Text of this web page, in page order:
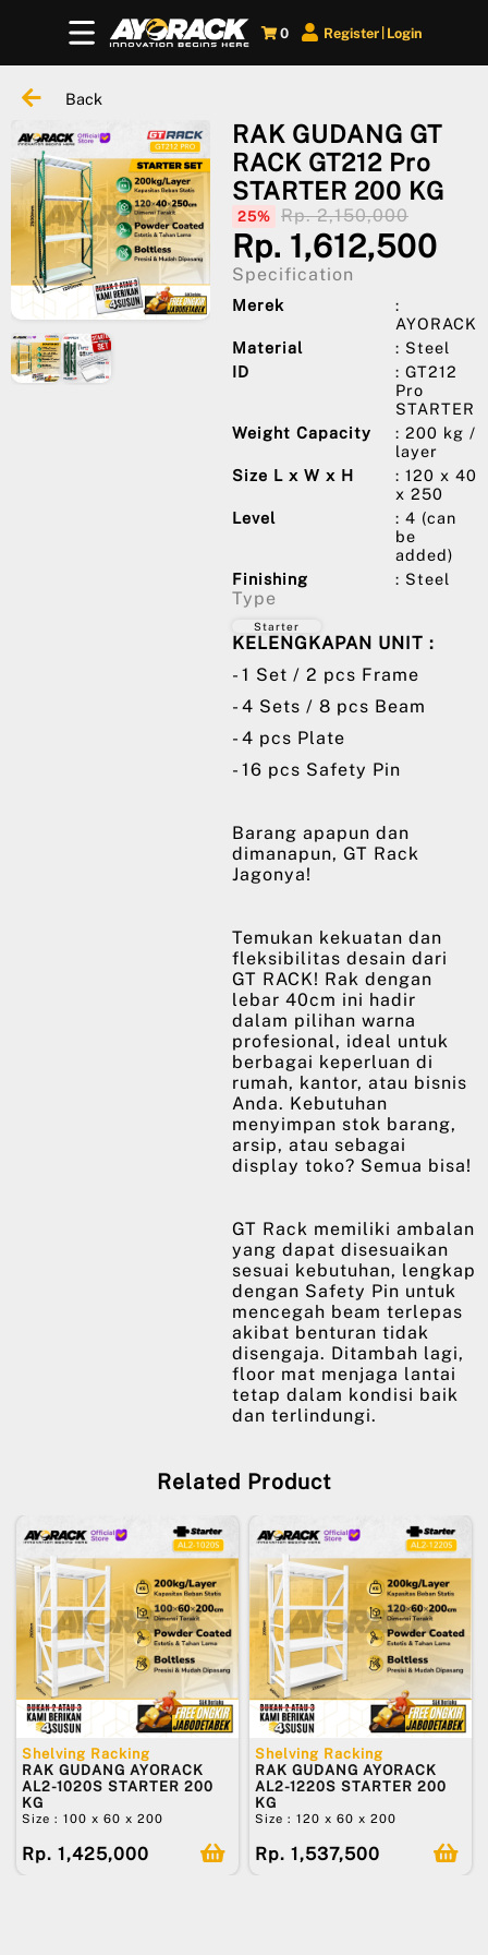
0 Register Login
Back
RAK GUDANG GT
RACK GT212 Pro
STARTER 200 KG
25% Rp. 2,150,000
Rp. 1,612,500
Specification
Merek
:
AYORACK
Material
: Steel
ID
: GT212
Pro
STARTER
Weight Capacity
: 200 kg /
layer
Size L x W x H
: 120 x 40
x 250
Level
: 4 (can
be
added)
Finishing
: Steel
Type
Starter
KELENGKAPAN UNIT :
- 1 Set / 2 pcs Frame
- 4 Sets / 8 pcs Beam
- 4 pcs Plate
- 16 pcs Safety Pin
Barang apapun dan
dimanapun, GT Rack
Jagonya!
Temukan kekuatan dan
fleksibilitas desain dari
GT RACK! Rak dengan
lebar 40cm ini hadir
dalam pilihan warna
profesional, ideal untuk
berbagai keperluan di
rumah, kantor, atau bisnis
Anda. Kebutuhan
menyimpan stok barang,
arsip, atau sebagai
display toko? Semua bisa!
GT Rack memiliki ambalan
yang dapat disesuaikan
sesuai kebutuhan, lengkap
dengan Safety Pin untuk
mencegah beam terlepas
akibat benturan tidak
disengaja. Ditambah lagi,
floor mat menjaga lantai
tetap dalam kondisi baik
dan terlindungi.
Related Product
Shelving Racking
RAK GUDANG AYORACK
AL2-1020S STARTER 200
KG
Size : 100 x 60 x 200
Rp. 1,425,000
Shelving Racking
RAK GUDANG AYORACK
AL2-1220S STARTER 200
KG
Size : 120 x 60 x 200
Rp. 1,537,500